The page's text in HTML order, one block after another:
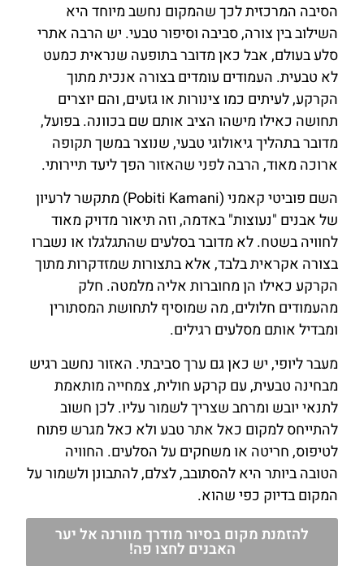
הסיבה המרכזית לכך שהמקום נחשב מיוחד היא
השילוב בין צורה, סביבה וסיפור טבעי. יש הרבה אתרי
סלע בעולם, אבל כאן מדובר בתופעה שנראית כמעט
לא טבעית. העמודים עומדים בצורה אנכית מתוך
הקרקע, לעיתים כמו צינורות או גזעים, והם יוצרים
תחושה כאילו מישהו הציב אותם שם בכוונה. בפועל,
מדובר בתהליך גיאולוגי טבעי, שנוצר במשך תקופה
ארוכה מאוד, הרבה לפני שהאזור הפך ליעד תיירותי.
השם פוביטי קאמני (Pobiti Kamani) מתקשר לרעיון
של אבנים "נעוצות" באדמה, וזה תיאור מדויק מאוד
לחוויה בשטח. לא מדובר בסלעים שהתגלגלו או נשברו
בצורה אקראית בלבד, אלא בתצורות שמזדקרות מתוך
הקרקע כאילו הן מחוברות אליה מלמטה. חלק
מהעמודים חלולים, מה שמוסיף לתחושת המסתורין
ומבדיל אותם מסלעים רגילים.
מעבר ליופי, יש כאן גם ערך סביבתי. האזור נחשב רגיש
מבחינה טבעית, עם קרקע חולית, צמחייה מותאמת
לתנאי יובש ומרחב שצריך לשמור עליו. לכן חשוב
להתייחס למקום כאל אתר טבע ולא כאל מגרש פתוח
לטיפוס, חריטה או משחקים על הסלעים. החוויה
הטובה ביותר היא להסתובב, לצלם, להתבונן ולשמור על
המקום בדיוק כפי שהוא.
להזמנת מקום בסיור מודרך מוורנה אל יער
האבנים לחצו פה!